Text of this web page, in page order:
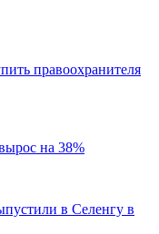
правоохранителя
на 38%
в Селенгу в